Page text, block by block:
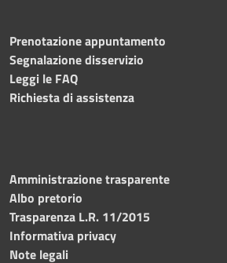
Prenotazione appuntamento
Segnalazione disservizio
Leggi le FAQ
Richiesta di assistenza
Amministrazione trasparente
Albo pretorio
Trasparenza L.R. 11/2015
Informativa privacy
Note legali